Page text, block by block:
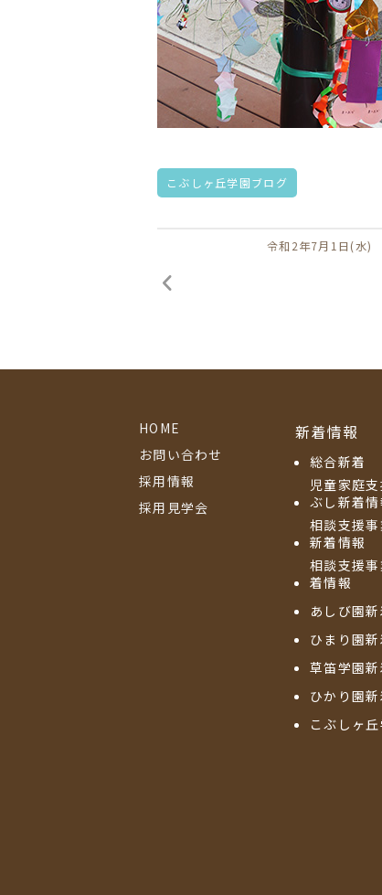
こぶしヶ丘学園ブログ
令和2年7月1日(水)
HOME
お問い合わせ
採用情報
採用見学会
新着情報
総合新着
児童家庭
ぶし新着情
相談支援
新着情報
相談支援
着情報
あしび園
ひまり園
草笛学園
ひかり園
こぶしヶ